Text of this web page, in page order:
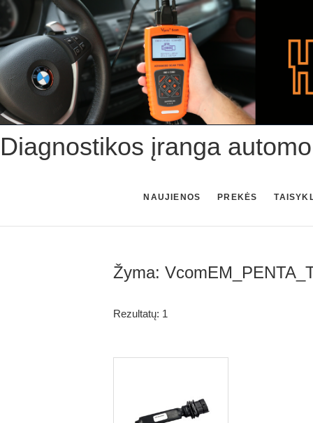
Skip
to
content
Diagnostikos įranga
NAUJIENOS PREKĖS
Žyma:
Rezultatų: 1